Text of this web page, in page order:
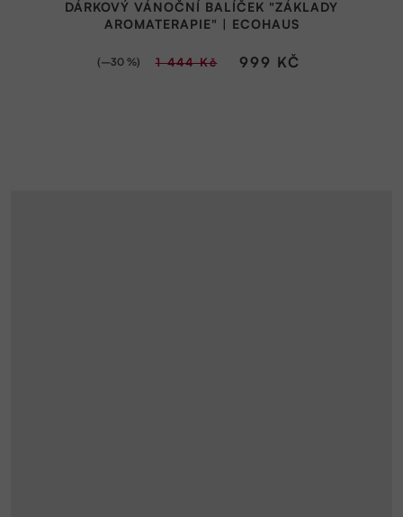
DÁRKOVÝ VÁNOČNÍ BALÍČEK "ZÁKLADY
AROMATERAPIE" | ECOHAUS
999 KČ
1 444 Kč
(–30 %)